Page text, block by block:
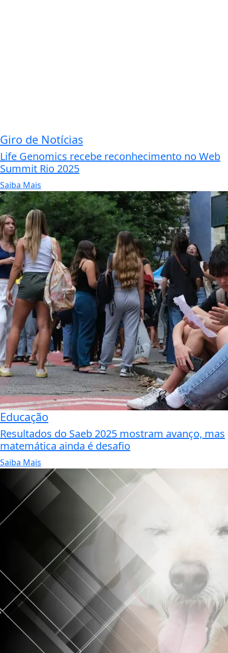
Giro de Notícias
Life Genomics recebe reconhecimento no Web
Summit Rio 2025
Saiba Mais
Educação
Resultados do Saeb 2025 mostram avanço, mas
matemática ainda é desafio
Saiba Mais